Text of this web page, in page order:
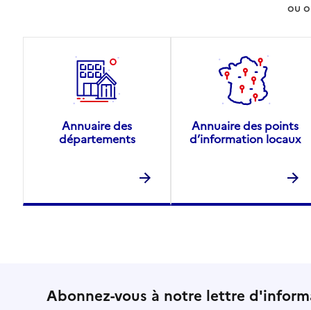
Source des données : Finess n° 140006818
Mis à jour le : 22/07/2026
ou
Annuaire des
départements
Annuaire des points
d’information locaux
Abonnez-vous à notre lettre